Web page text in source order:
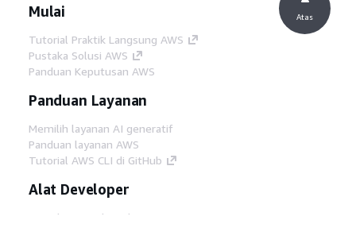
Mulai
Tutorial Praktik Langsung AWS
Pustaka Solusi AWS
Panduan Keputusan AWS
Panduan Layanan
Memilih layanan AI generatif
Panduan layanan AWS
Tutorial AWS CLI di GitHub
Alat Developer
Pustaka Contoh Kode AWS
Atas